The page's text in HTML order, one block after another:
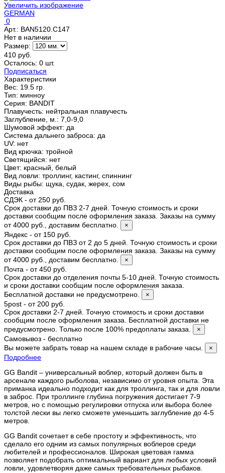
Увеличить изображение
GERMAN
0
Арт.: BAN5120.C147
Нет в наличии
Размер:
410 руб.
Осталось: 0 шт.
Подписаться
Характеристики
Вес: 19.5 гр.
Тип: минноу
Серия: BANDIT
Плавучесть: нейтральная плавучесть
Заглубление, м. : 7,0-9,0
Шумовой эффект: да
Система дальнего заброса: да
UV: нет
Вид крючка: тройной
Светящийся: нет
Цвет: красный, белый
Вид ловли: троллинг, кастинг, спиннинг
Виды рыбы: щука, судак, жерех, сом
Доставка
СДЭК - от 250 руб.
Срок доставки до ПВЗ 2-7 дней. Точную стоимость и сроки
доставки сообщим после оформления заказа. Заказы на сумму
от 4000 руб., доставим бесплатно.
×
Яндекс - от 150 руб.
Срок доставки до ПВЗ от 2 до 5 дней. Точную стоимость и сроки
доставки сообщим после оформления заказа. Заказы на сумму
от 4000 руб., доставим бесплатно.
×
Почта - от 450 руб.
Срок доставки до отделения почты 5-10 дней. Точную стоимость
и сроки доставки сообщим после оформления заказа.
Бесплатной доставки не предусмотрено.
×
5post - от 200 руб.
Срок доставки 2-7 дней. Точную стоимость и сроки доставки
сообщим после оформления заказа. Бесплатной доставки не
предусмотрено. Только после 100% предоплаты заказа.
×
Самовывоз - бесплатно
Вы можете забрать товар на нашем складе в рабочие часы.
×
Подробнее
GG Bandit – универсальный воблер, который должен быть в
арсенале каждого рыболова, независимо от уровня опыта. Эта
приманка идеально подходит как для троллинга, так и для ловли
в заброс. При троллинге глубина погружения достигает 7-9
метров, но с помощью регулировки отпуска или выбора более
толстой лески вы легко сможете уменьшить заглубление до 4-5
метров.
GG Bandit сочетает в себе простоту и эффективность, что
сделало его одним из самых популярных воблеров среди
любителей и профессионалов. Широкая цветовая гамма
позволяет подобрать оптимальный вариант для любых условий
ловли, удовлетворяя даже самых требовательных рыбаков.